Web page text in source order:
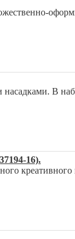
В
16).
креативного